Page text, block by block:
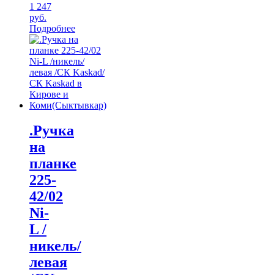
1 247
руб.
Подробнее
.Ручка
на
планке
225-
42/02
Ni-
L /
никель/
левая